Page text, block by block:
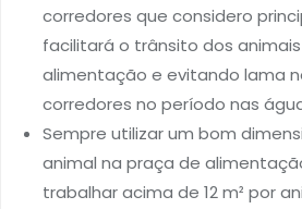
corredores que considero
facilitará o trânsito dos
alimentação e evitando lama
corredores no período nas
Sempre utilizar um bom
animal na praça de
trabalhar acima de 12 m² por